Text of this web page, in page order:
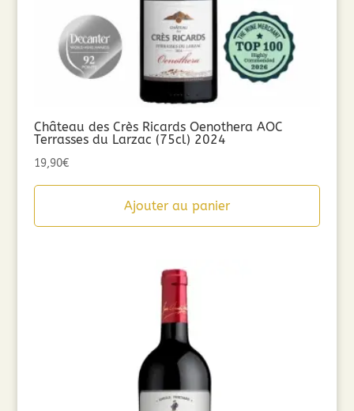
Château des Crès Ricards Oenothera AOC
Terrasses du Larzac (75cl) 2024
19,90€
Ajouter au panier